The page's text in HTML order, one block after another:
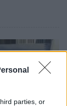
parties, or